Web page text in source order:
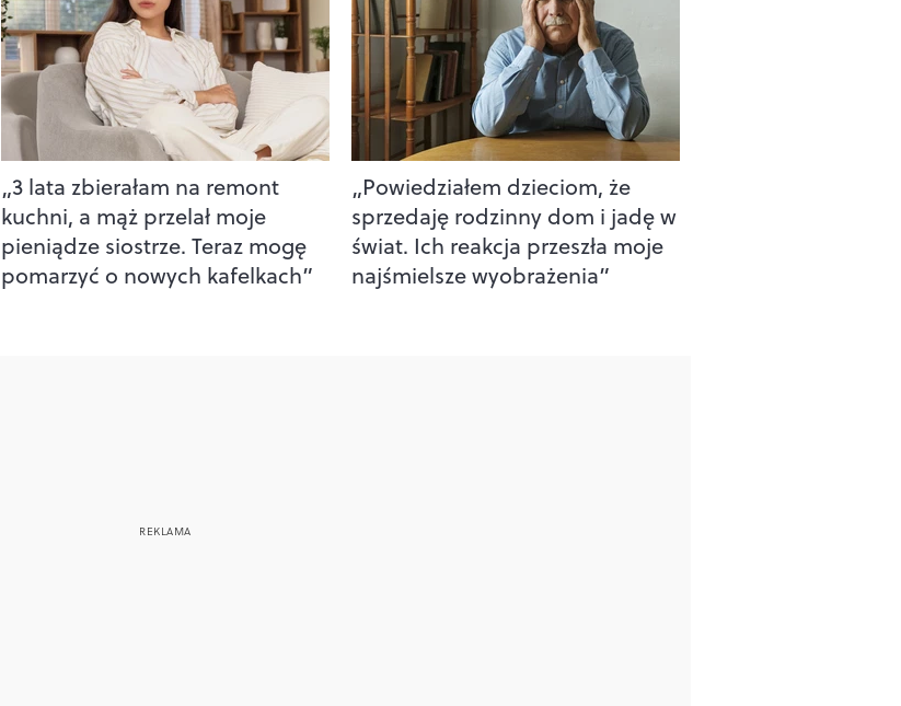
„3 lata zbierałam na remont
kuchni, a mąż przelał moje
pieniądze siostrze. Teraz mogę
pomarzyć o nowych kafelkach”
„Powiedziałem dzieciom, że
sprzedaję rodzinny dom i jadę w
świat. Ich reakcja przeszła moje
najśmielsze wyobrażenia”